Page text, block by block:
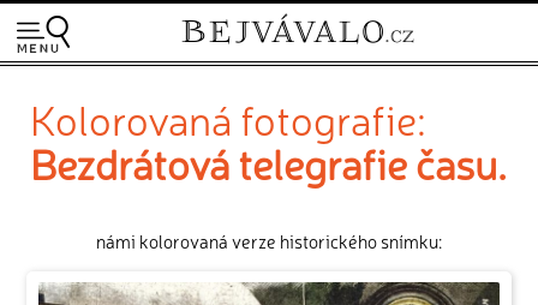
Kolorovaná fotografie:
Bezdrátová telegrafie času.
námi kolorovaná verze historického snímku: